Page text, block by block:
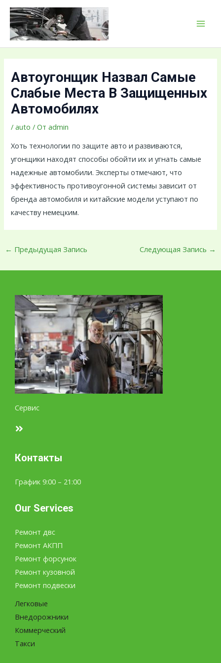
Перейти
содержимому
Автоугонщик Назвал Самые
Слабые Места В Защищенных
Автомобилях
/auto / Отadmin
Хоть технологии по защите авто и развиваются,
угонщики находят способы обойти их и угнать самые
надежные автомобили. Эксперты отмечают, что
эффективность противоугонной системы зависит от
бренда автомобиля и китайские модели уступают по
качеству немецким.
Навигация
по
записям
← Предыдущая Запись Следующая Запись →
Сервис
Контакты
График 9:00 – 21:00
Our Services
Ремонт двс
Ремонт АКПП
Ремонт форсунок
Ремонт кузовной
Ремонт подвески
Легковые
Внедорожники
Коммерческий
Такси